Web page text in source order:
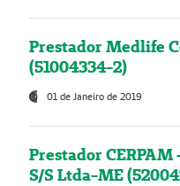
Prestador Medlife
(51004334-2)
01 de Janeiro de 2019
Prestador
S/S Ltda-ME